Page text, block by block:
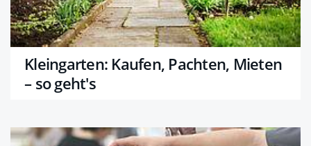
Kleingarten: Kaufen, Pachten, Mieten
– so geht's